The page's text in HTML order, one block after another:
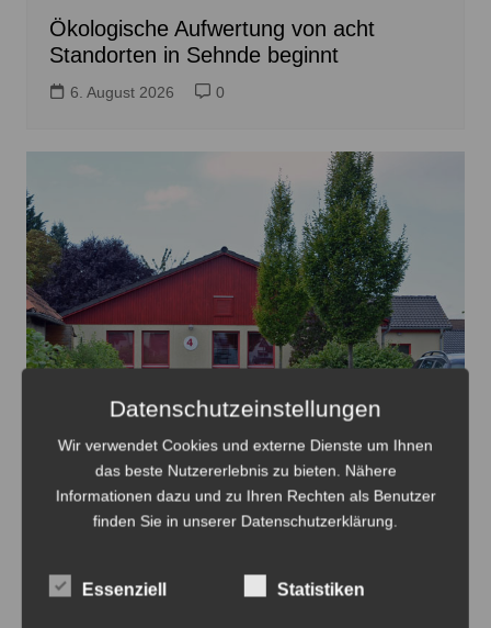
Ökologische Aufwertung von acht
Standorten in Sehnde beginnt
6. August 2026 0
Auch die Kita Salzburg in Rethmar wird 2026/2027 noch
betrieben, dann wird über sie neu entschieden - Foto:
JPH/Archiv
in Sehnde
Datenschutzeinstellungen
Wir verwendet Cookies und externe Dienste um Ihnen
das beste Nutzererlebnis zu bieten. Nähere
Informationen dazu und zu Ihren Rechten als Benutzer
finden Sie in unserer Datenschutzerklärung.
Essenziell Statistiken